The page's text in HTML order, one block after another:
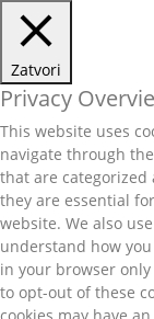
Zatvori
Privacy
This website uses
navigate through
that are categorized
they are essential
website. We also
understand how
in your browser
to opt-out of these
cookies may have